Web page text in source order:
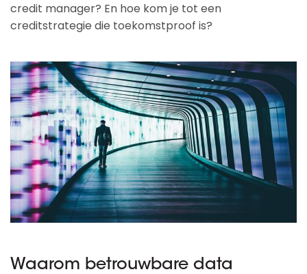
credit manager? En hoe kom je tot een
creditstrategie die toekomstproof is?
Waarom betrouwbare data